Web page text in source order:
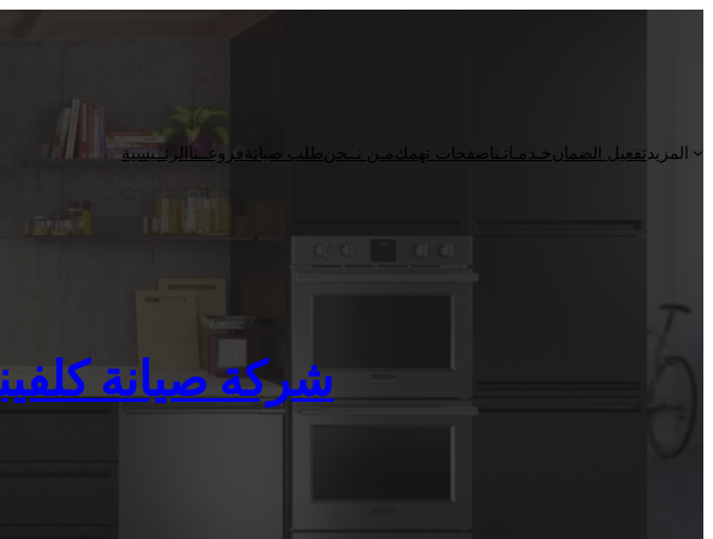
الرئــيسيةفروعــناطلب صيانةمـن نــحنصفحات تهمك خـدمـاتـناتفعيل الضمان المزيد
شركة صيانة كلفينيتور